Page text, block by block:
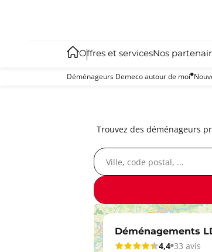
Offres et servicesNos
Déménageurs Demeco autour de moi
Trouvez des déménageurs
Déménagements
4,4 33 avis